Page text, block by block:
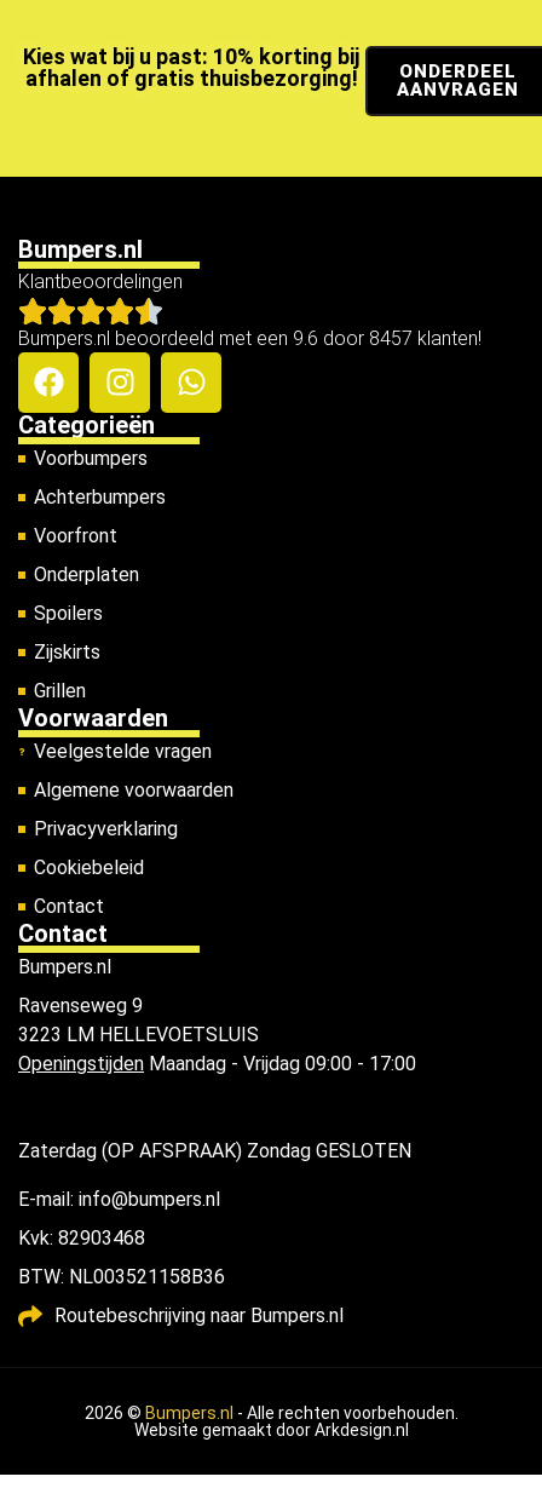
Kies wat bij u past: 10% korting bij
afhalen of gratis thuisbezorging!
ONDERDEEL
AANVRAGEN
Bumpers.nl
Klantbeoordelingen
Bumpers.nl beoordeeld met een 9.6 door 8457 klanten!
Categorieën
Voorbumpers
Achterbumpers
Voorfront
Onderplaten
Spoilers
Zijskirts
Grillen
Voorwaarden
Veelgestelde vragen
Algemene voorwaarden
Privacyverklaring
Cookiebeleid
Contact
Contact
Bumpers.nl
Ravenseweg 9
3223 LM HELLEVOETSLUIS
Openingstijden Maandag - Vrijdag 09:00 - 17:00
Zaterdag (OP AFSPRAAK) Zondag GESLOTEN
E-mail: info@bumpers.nl
Kvk: 82903468
BTW: NL003521158B36
Routebeschrijving naar Bumpers.nl
2026 © Bumpers.nl - Alle rechten voorbehouden.
Website gemaakt doorArkdesign.nl